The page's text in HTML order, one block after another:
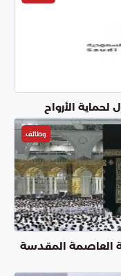
الأرواح
وظائف
العاصمة المقدسة